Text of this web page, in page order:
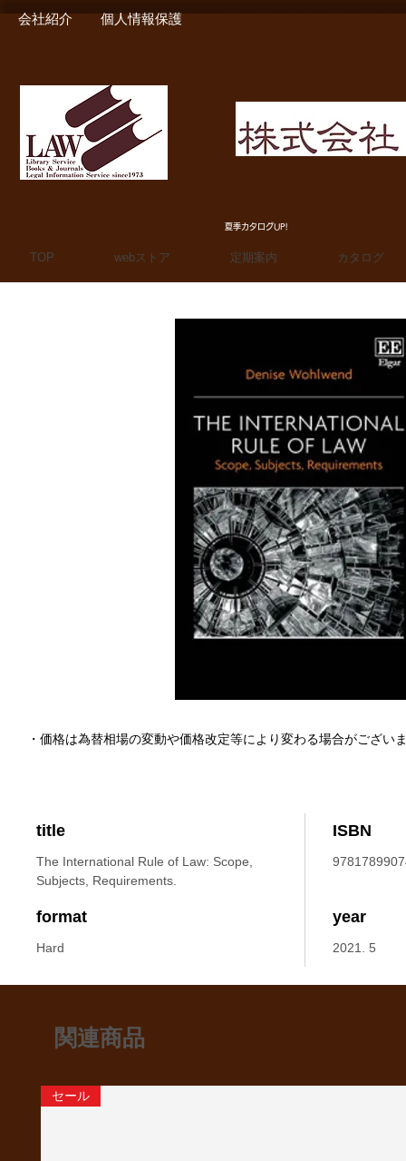
会社紹介 個人情報保護
夏季カタログUP!
TOP webストア 定期案内 カタログ
title
The International Rule of Law: Scope,
Subjects, Requirements.
ISBN
format
Hard
year
2021. 5
・価格は為替相場の変動や価格改定等により変わる場合がござい
関連商品
セール